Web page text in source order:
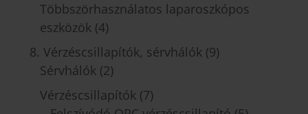
Többszörhasználatos laparoszkópos
eszközök (4)
8. Vérzéscsillapítók, sérvhálók (9)
Sérvhálók (2)
Vérzéscsillapítók (7)